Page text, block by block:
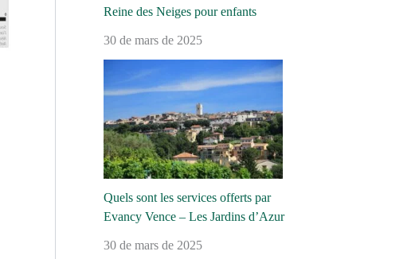
Reine des Neiges pour enfants
30 de mars de 2025
Quels sont les services offerts par
Evancy Vence – Les Jardins d’Azur
30 de mars de 2025